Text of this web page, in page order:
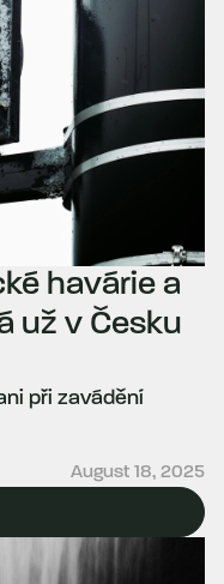
havárie a
už v Česku
při zavádění
August 18, 2025